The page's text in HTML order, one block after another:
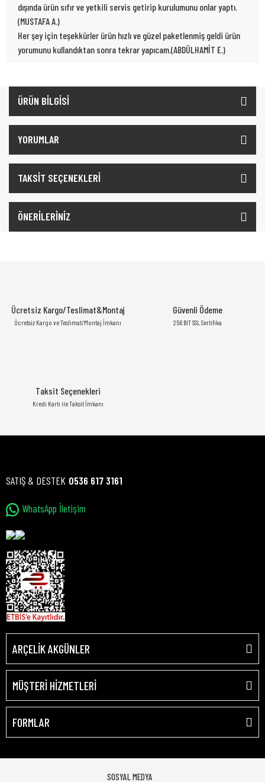
dışında ürün sıfır ve yetkili servis getirip kurulumunu onlar yaptı.
(MUSTAFA A.)
Her şey için teşekkürler ürün hızlı ve güzel paketlenmiş geldi ürün
yorumunu kullandıktan sonra tekrar yapıcam.(ABDÜLHAMİT E.)
ÜRÜN BİLGİSİ
YORUMLAR
TAKSİT SEÇENEKLERİ
ÖNERİLERİNİZ
Ücretsiz Kargo/Teslimat&Montaj
Ücretsiz Kargo ve Teslimat/Montaj İmkanı
Güvenli Ödeme
256 BIT SSL Sertifika
Taksit Seçenekleri
Kredi Kartı ile Taksit İmkanı
SATIŞ & DESTEK 0536 617 3161
WhatsApp İletişim
ARÇELİK AKGÜNLER
MÜŞTERİ HİZMETLERİ
FORMLAR
SOSYAL MEDYA